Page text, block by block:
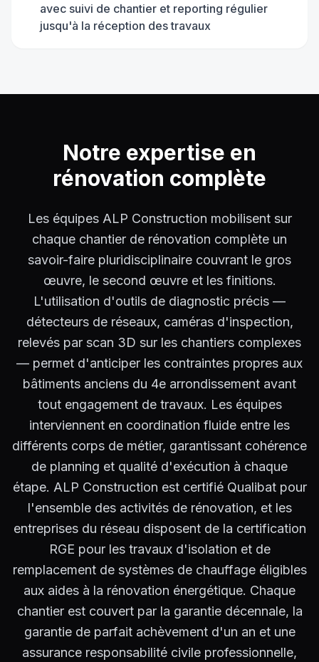
avec suivi de chantier et reporting régulier
jusqu'à la réception des travaux
Notre expertise en
rénovation complète
Les équipes ALP Construction mobilisent sur
chaque chantier de rénovation complète un
savoir-faire pluridisciplinaire couvrant le gros
œuvre, le second œuvre et les finitions.
L'utilisation d'outils de diagnostic précis —
détecteurs de réseaux, caméras d'inspection,
relevés par scan 3D sur les chantiers complexes
— permet d'anticiper les contraintes propres aux
bâtiments anciens du 4e arrondissement avant
tout engagement de travaux. Les équipes
interviennent en coordination fluide entre les
différents corps de métier, garantissant cohérence
de planning et qualité d'exécution à chaque
étape. ALP Construction est certifié Qualibat pour
l'ensemble des activités de rénovation, et les
entreprises du réseau disposent de la certification
RGE pour les travaux d'isolation et de
remplacement de systèmes de chauffage éligibles
aux aides à la rénovation énergétique. Chaque
chantier est couvert par la garantie décennale, la
garantie de parfait achèvement d'un an et une
assurance responsabilité civile professionnelle,